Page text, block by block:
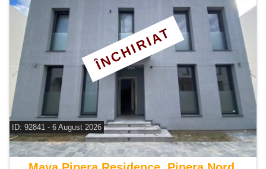
ID: 92841 - 6 August 2026
De inchiriat vila 5 camere
ÎNCHIRIAT